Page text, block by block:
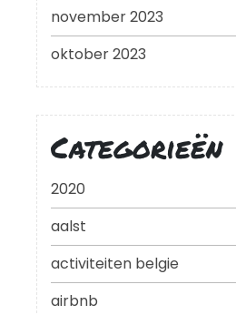
november 2023
oktober 2023
Categorieën
2020
aalst
activiteiten belgie
airbnb